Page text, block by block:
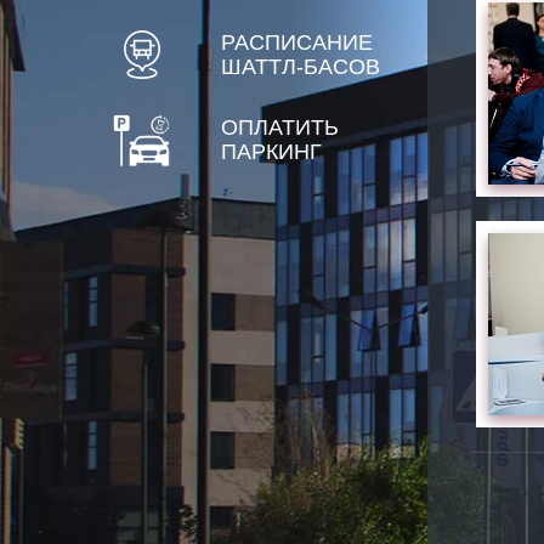
РАСПИСАНИЕ
ШАТТЛ-БАСОВ
ОПЛАТИТЬ
ПАРКИНГ